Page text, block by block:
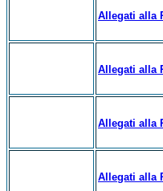
Allegati alla
Allegati alla
Allegati alla
Allegati alla